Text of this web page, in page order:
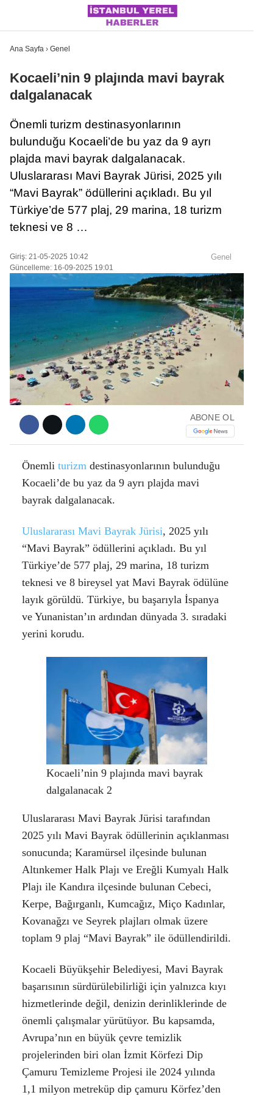
Facebook
Youtube
İSTANBUL
ÜLKE GÜNDEMI
MAGAZIN
POLITIKA
SAĞLIK
SOSYAL MEDYA
DÜNYA
Ana Sayfa › Genel
Kocaeli’nin 9 plajında mavi bayrak
dalgalanacak
Önemli turizm destinasyonlarının
bulunduğu Kocaeli’de bu yaz da 9 ayrı
plajda mavi bayrak dalgalanacak.
Uluslararası Mavi Bayrak Jürisi, 2025 yılı
“Mavi Bayrak” ödüllerini açıkladı. Bu yıl
Türkiye’de 577 plaj, 29 marina, 18 turizm
teknesi ve 8 …
Giriş: 21-05-2025 10:42
Güncelleme: 16-09-2025 19:01
Genel
ABONE OL
Önemli turizm destinasyonlarının bulunduğu
Kocaeli’de bu yaz da 9 ayrı plajda mavi
bayrak dalgalanacak.
Uluslararası Mavi Bayrak Jürisi, 2025 yılı
“Mavi Bayrak” ödüllerini açıkladı. Bu yıl
Türkiye’de 577 plaj, 29 marina, 18 turizm
teknesi ve 8 bireysel yat Mavi Bayrak ödülüne
layık görüldü. Türkiye, bu başarıyla İspanya
ve Yunanistan’ın ardından dünyada 3. sıradaki
yerini korudu.
Kocaeli’nin 9 plajında mavi bayrak
dalgalanacak 2
Uluslararası Mavi Bayrak Jürisi tarafından
2025 yılı Mavi Bayrak ödüllerinin açıklanması
sonucunda; Karamürsel ilçesinde bulunan
Altınkemer Halk Plajı ve Ereğli Kumyalı Halk
Plajı ile Kandıra ilçesinde bulunan Cebeci,
Kerpe, Bağırganlı, Kumcağız, Miço Kadınlar,
Kovanağzı ve Seyrek plajları olmak üzere
toplam 9 plaj “Mavi Bayrak” ile ödüllendirildi.
Kocaeli Büyükşehir Belediyesi, Mavi Bayrak
başarısının sürdürülebilirliği için yalnızca kıyı
hizmetlerinde değil, denizin derinliklerinde de
önemli çalışmalar yürütüyor. Bu kapsamda,
Avrupa’nın en büyük çevre temizlik
projelerinden biri olan İzmit Körfezi Dip
Çamuru Temizleme Projesi ile 2024 yılında
1,1 milyon metreküp dip çamuru Körfez’den